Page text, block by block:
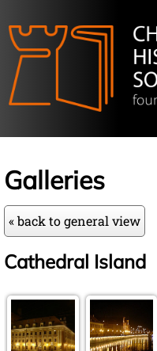
Galleries
« back to general view
Cathedral Island